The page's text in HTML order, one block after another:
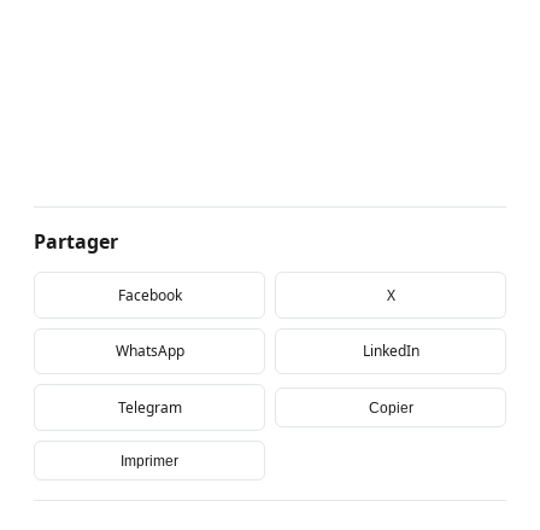
Partager
Facebook X
WhatsApp LinkedIn
Telegram Copier
Imprimer